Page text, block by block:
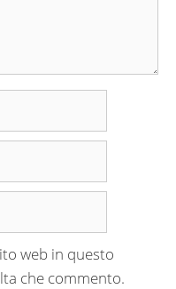
web in questo
che commento.